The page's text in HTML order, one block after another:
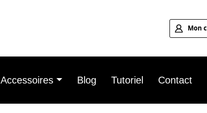
Mon
Accessoires Blog Tutoriel Contact